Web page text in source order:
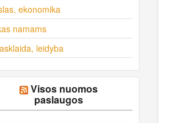
ekonomika
namams
leidyba
Visos nuomos
paslaugos